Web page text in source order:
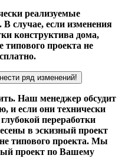
реализуемые
случае, если изменения
конструктива дома,
типового проекта не
ряд изменений!
Наш менеджер обсудит
и если они технически
переработки
в эскизный проект
типового проекта. Мы
проект по Вашему